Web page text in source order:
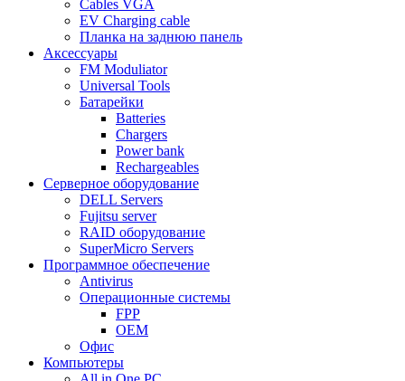
Cables VGA
EV Charging cable
Планка на заднюю панель
Аксессуары
FM Moduliator
Universal Tools
Батарейки
Batteries
Chargers
Power bank
Rechargeables
Серверное оборудование
DELL Servers
Fujitsu server
RAID оборудование
SuperMicro Servers
Программное обеспечение
Antivirus
Операционные системы
FPP
OEM
Офис
Компьютеры